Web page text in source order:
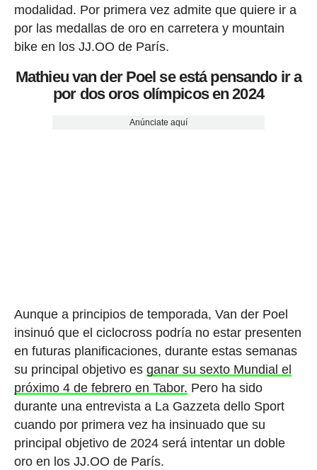
modalidad. Por primera vez admite que quiere ir a
por las medallas de oro en carretera y mountain
bike en los JJ.OO de París.
Mathieu van der Poel se está pensando ir a
por dos oros olímpicos en 2024
Anúnciate aquí
Aunque a principios de temporada, Van der Poel
insinuó que el ciclocross podría no estar presenten
en futuras planificaciones, durante estas semanas
su principal objetivo es ganar su sexto Mundial el
próximo 4 de febrero en Tabor. Pero ha sido
durante una entrevista a La Gazzeta dello Sport
cuando por primera vez ha insinuado que su
principal objetivo de 2024 será intentar un doble
oro en los JJ.OO de París.